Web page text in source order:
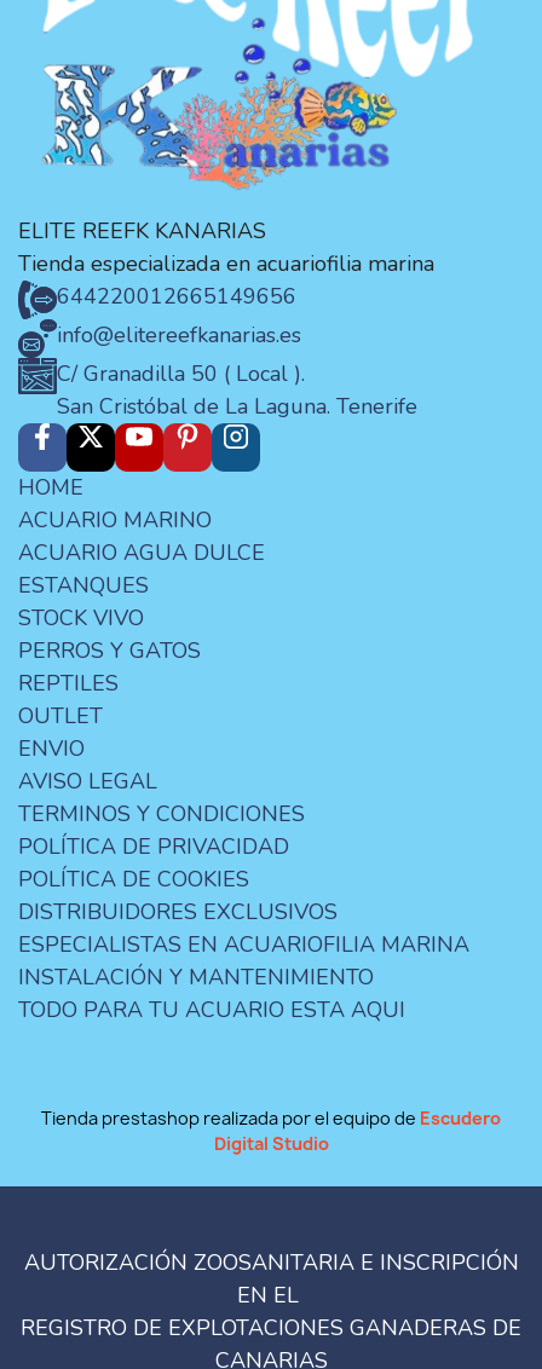
ELITE REEFK KANARIAS
Tienda especializada en acuariofilia marina
644220012665149656
info@elitereefkanarias.es
C/ Granadilla 50 ( Local ).
San Cristóbal de La Laguna. Tenerife
HOME
ACUARIO MARINO
ACUARIO AGUA DULCE
ESTANQUES
STOCK VIVO
PERROS Y GATOS
REPTILES
OUTLET
ENVIO
AVISO LEGAL
TERMINOS Y CONDICIONES
POLÍTICA DE PRIVACIDAD
POLÍTICA DE COOKIES
DISTRIBUIDORES EXCLUSIVOS
ESPECIALISTAS EN ACUARIOFILIA MARINA
INSTALACIÓN Y MANTENIMIENTO
TODO PARA TU ACUARIO ESTA AQUI
Tienda prestashop realizada por el equipo de Escudero
Digital Studio
AUTORIZACIÓN ZOOSANITARIA E INSCRIPCIÓN
EN EL
REGISTRO DE EXPLOTACIONES GANADERAS DE
CANARIAS